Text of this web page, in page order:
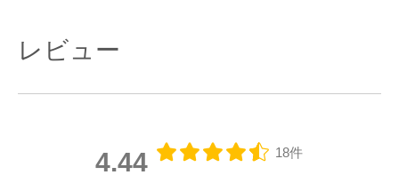
レビュー
4.44 18件